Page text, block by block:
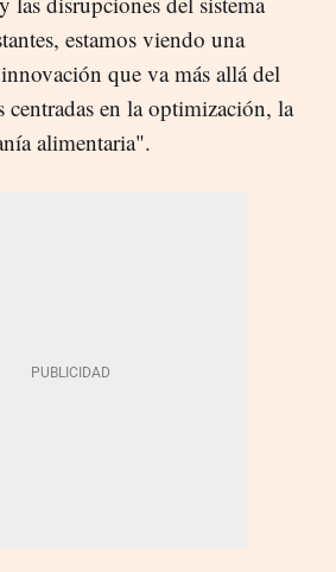
estamos viendo una
que va más allá del
en la optimización, la
alimentaria".